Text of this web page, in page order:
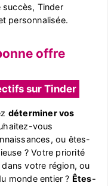
Tinder
personnalisée.
offre
sur Tinder
déterminer vos
vous
ou êtes-
? Votre priorité
votre région, ou
monde entier ? Êtes-